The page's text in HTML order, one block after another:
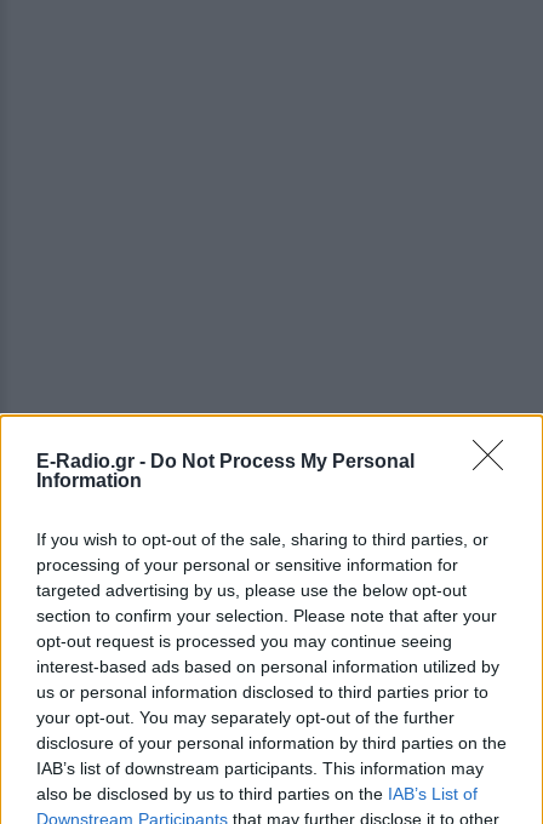
E-Radio.gr - Do Not Process My Personal
Information
If you wish to opt-out of the sale, sharing to third parties, or
processing of your personal or sensitive information for
targeted advertising by us, please use the below opt-out
section to confirm your selection. Please note that after your
opt-out request is processed you may continue seeing
interest-based ads based on personal information utilized by
us or personal information disclosed to third parties prior to
your opt-out. You may separately opt-out of the further
disclosure of your personal information by third parties on the
IAB’s list of downstream participants. This information may
also be disclosed by us to third parties on the IAB’s List of
Downstream Participants that may further disclose it to other
ΣΤΗΝ ΙΔΙΑ ΚΑΤΗΓΟΡΙΑ
Βάλια Χατζηθεοδώρου: Μπικίνι
και βραδινές έξοδοι στη
Μύκονο – Οι φωτογραφίες της
Η παρουσιάστρια μοιράστηκε στο
Instagram σειρά στιγμιότυπων από τις
καλοκαιρινές της διακοπές στο «νησί
των ανέμων».